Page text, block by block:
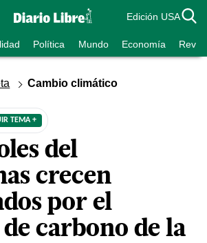
Edición USA
Política Mundo Economía
Cambio climático
TEMA +
del
crecen
por el
carbono de la